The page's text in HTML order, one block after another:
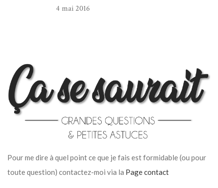
4 mai 2016
Pour me dire à quel point ce que je fais est formidable (ou pour
toute question) contactez-moi via la Page contact